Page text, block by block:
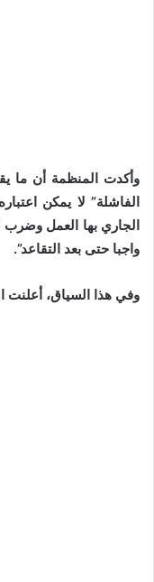
وأكدت المنظمة أن ما
الفاشلة” لا يمكن
الجاري بها العمل
واجبا حتى بعد التقاعد”.
وفي هذا السياق، أعلنت